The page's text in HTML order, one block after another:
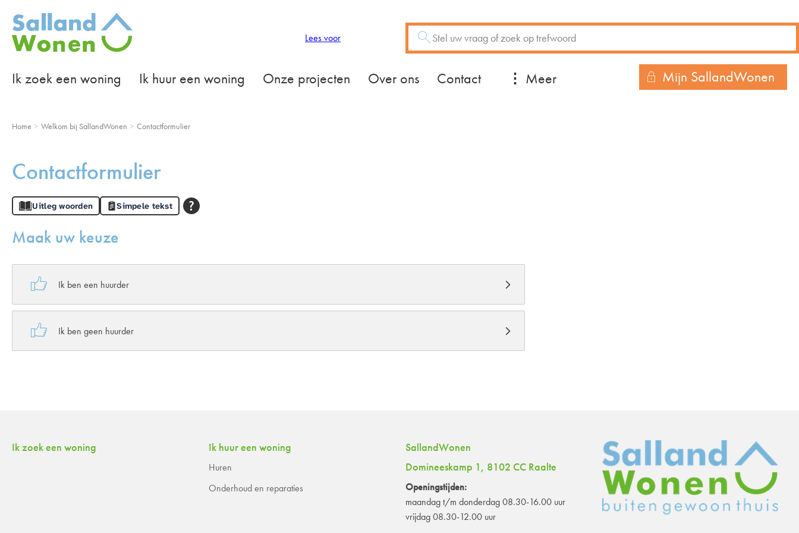
Naar de homepage
Ik zoek een woning Ik huur een woning Onze projecten Over ons Contact Meer
Lees voor Zoeken
Vraag of trefwoord
Mijn SallandWonen
Home Welkom bij SallandWonen Contactformulier
Contactformulier
Uitleg woorden Simpele tekst
Maak uw keuze
 Ik ben een huurder
 Ik ben geen huurder
Contactinformatie
Ik zoek een woning Ik huur een woning
Huren
Onderhoud en reparaties
SallandWonen
Domineeskamp 1, 8102 CC Raalte
Openingstijden:
maandag t/m donderdag 08.30-16.00 uur
vrijdag 08.30-12.00 uur